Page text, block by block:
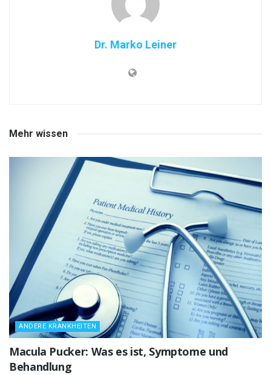
Dr. Marko Leiner
Mehr wissen
ANDERE KRANKHEITEN
Macula Pucker: Was es ist, Symptome und
Behandlung